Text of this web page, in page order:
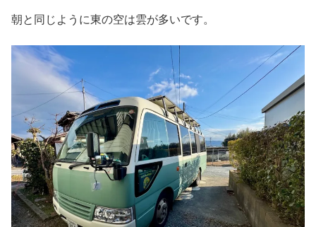
朝と同じように東の空は雲が多いです。